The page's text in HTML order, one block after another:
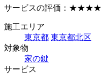
サービスの評価：
施工エリア
東京都 東京都北区
対象物
家の鍵
サービス